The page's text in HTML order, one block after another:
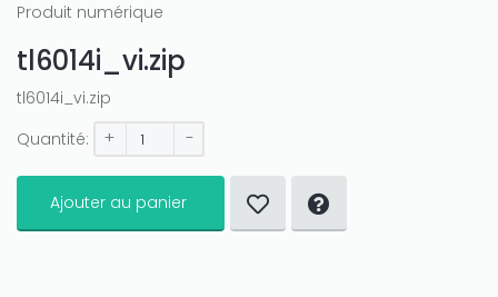
Produit numérique
tl6014i_vi.zip
tl6014i_vi.zip
Quantité:
+ -
Ajouter au panier